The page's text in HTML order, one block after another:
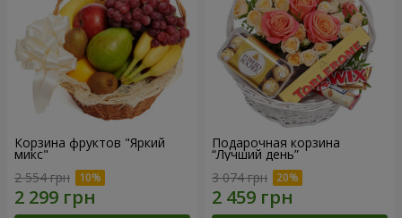
Корзина фруктов "Яркий
микс"
2 554 грн
Подарочная корзина
“Лучший день”
3 074 грн